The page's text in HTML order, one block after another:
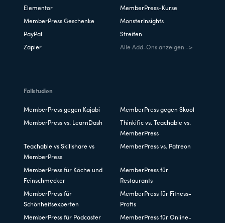
Elementor MemberPress-Kurse
MemberPress Geschenke MonsterInsights
PayPal Streifen
Zapier Alle Add-Ons anzeigen ->
Fallstudien
MemberPress gegen Kajabi MemberPress gegen Skool
MemberPress vs. LearnDash
Thinkific vs. Teachable vs.
MemberPress
Teachable vs Skillshare vs
MemberPress
MemberPress vs. Patreon
MemberPress für Köche und
Feinschmecker
MemberPress für
Restaurants
MemberPress für
Schönheitsexperten
MemberPress für Fitness-
Profis
MemberPress für Podcaster
MemberPress für Online-